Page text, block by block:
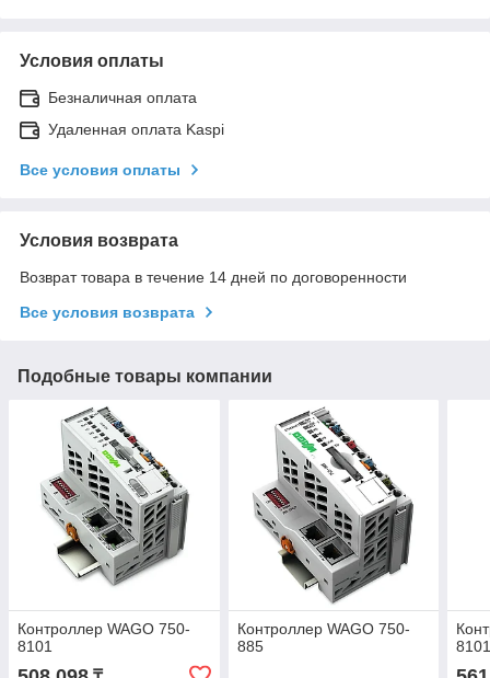
Условия оплаты
Безналичная оплата
Удаленная оплата Kaspi
Все условия оплаты
Условия возврата
Возврат товара в течение 14 дней по договоренности
Все условия возврата
Подобные товары компании
Контроллер WAGO 750-
8101
Контроллер WAGO 750-
885